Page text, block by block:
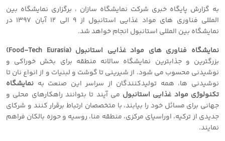
به گزارش پایگاه خبری شرکت نمایشگاه سازان ، برگزاری نمایشگاه بین
المللی فناوری های مواد غذایی استانبول از 9 الی 12 آبان 1397 در
نمایشگاه بین المللی استانبول انجام خواهد شد.
نمایشگاه فناوری های مواد غذایی استانبول (Food-Tech Eurasia)
بزرگترین و جذابترین نمایشگاه سالانه منطقه برای بخش خوراکی و
نوشیدنی محسوب می شود. از شیرینی تا گوشت و لبنیات و از انواع نان تا
نوشیدنی ها، همه تولیدکنندگان از سراسر این صنعت به نمایشگاه
تکنولوژی مواد غذایی استانبول می آیند تا بتوانند راهکارهای محلی و
جهانی برای مسائل خود را بیابند، با متخصصان ارتباط برقرار کنند و شرکای
جدیدی از ترکیه، اوراسیای مرکزی، منطقه منا، روسیه و حوزه بالکان فراهم
نمایند.